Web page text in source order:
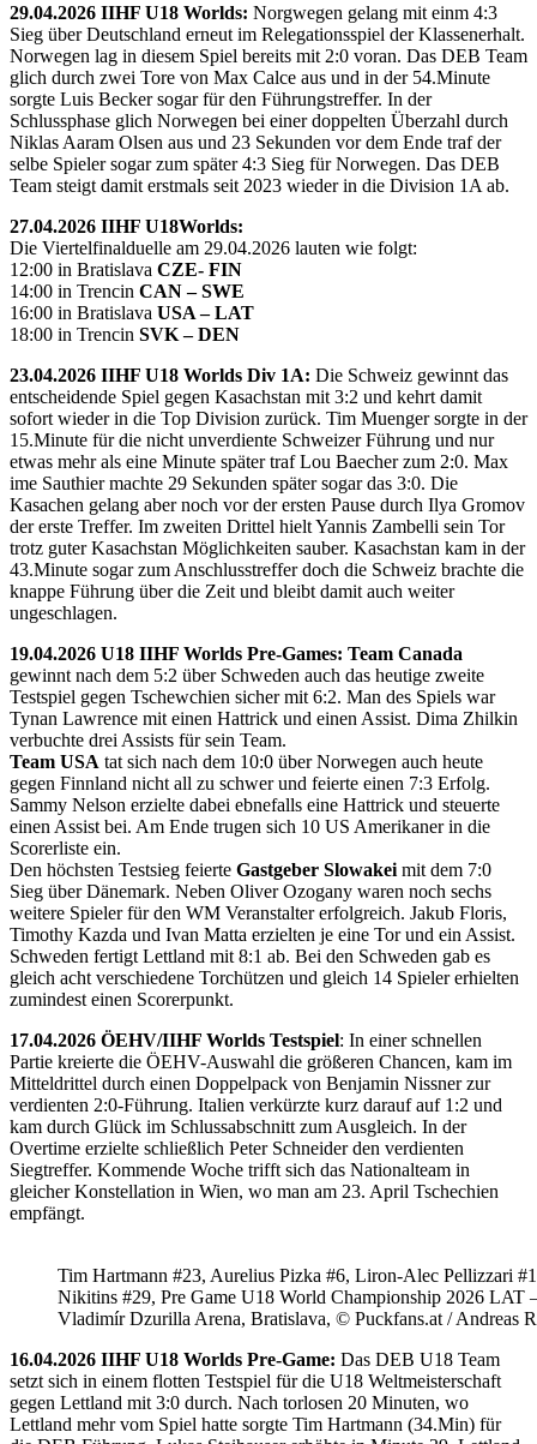
29.04.2026 IIHF U18 Worlds: Norgwegen gelang mit einm 4:3
Sieg über Deutschland erneut im Relegationsspiel der Klassenerhalt.
Norwegen lag in diesem Spiel bereits mit 2:0 voran. Das DEB Team
glich durch zwei Tore von Max Calce aus und in der 54.Minute
sorgte Luis Becker sogar für den Führungstreffer. In der
Schlussphase glich Norwegen bei einer doppelten Überzahl durch
Niklas Aaram Olsen aus und 23 Sekunden vor dem Ende traf der
selbe Spieler sogar zum später 4:3 Sieg für Norwegen. Das DEB
Team steigt damit erstmals seit 2023 wieder in die Division 1A ab.
27.04.2026 IIHF U18Worlds:
Die Viertelfinalduelle am 29.04.2026 lauten wie folgt:
12:00 in Bratislava CZE- FIN
14:00 in Trencin CAN – SWE
16:00 in Bratislava USA – LAT
18:00 in Trencin SVK – DEN
23.04.2026 IIHF U18 Worlds Div 1A: Die Schweiz gewinnt das
entscheidende Spiel gegen Kasachstan mit 3:2 und kehrt damit
sofort wieder in die Top Division zurück. Tim Muenger sorgte in der
15.Minute für die nicht unverdiente Schweizer Führung und nur
etwas mehr als eine Minute später traf Lou Baecher zum 2:0. Max
ime Sauthier machte 29 Sekunden später sogar das 3:0. Die
Kasachen gelang aber noch vor der ersten Pause durch Ilya Gromov
der erste Treffer. Im zweiten Drittel hielt Yannis Zambelli sein Tor
trotz guter Kasachstan Möglichkeiten sauber. Kasachstan kam in der
43.Minute sogar zum Anschlusstreffer doch die Schweiz brachte die
knappe Führung über die Zeit und bleibt damit auch weiter
ungeschlagen.
19.04.2026 U18 IIHF Worlds Pre-Games: Team Canada
gewinnt nach dem 5:2 über Schweden auch das heutige zweite
Testspiel gegen Tschewchien sicher mit 6:2. Man des Spiels war
Tynan Lawrence mit einen Hattrick und einen Assist. Dima Zhilkin
verbuchte drei Assists für sein Team.
Team USA tat sich nach dem 10:0 über Norwegen auch heute
gegen Finnland nicht all zu schwer und feierte einen 7:3 Erfolg.
Sammy Nelson erzielte dabei ebnefalls eine Hattrick und steuerte
einen Assist bei. Am Ende trugen sich 10 US Amerikaner in die
Scorerliste ein.
Den höchsten Testsieg feierte Gastgeber Slowakei mit dem 7:0
Sieg über Dänemark. Neben Oliver Ozogany waren noch sechs
weitere Spieler für den WM Veranstalter erfolgreich. Jakub Floris,
Timothy Kazda und Ivan Matta erzielten je eine Tor und ein Assist.
Schweden fertigt Lettland mit 8:1 ab. Bei den Schweden gab es
gleich acht verschiedene Torchützen und gleich 14 Spieler erhielten
zumindest einen Scorerpunkt.
17.04.2026 ÖEHV/IIHF Worlds Testspiel: In einer schnellen
Partie kreierte die ÖEHV-Auswahl die größeren Chancen, kam im
Mitteldrittel durch einen Doppelpack von Benjamin Nissner zur
verdienten 2:0-Führung. Italien verkürzte kurz darauf auf 1:2 und
kam durch Glück im Schlussabschnitt zum Ausgleich. In der
Overtime erzielte schließlich Peter Schneider den verdienten
Siegtreffer. Kommende Woche trifft sich das Nationalteam in
gleicher Konstellation in Wien, wo man am 23. April Tschechien
empfängt.
Tim Hartmann #23, Aurelius Pizka #6, Liron-Alec Pellizzari
Nikitins #29, Pre Game U18 World Championship 2026 LAT
Vladimír Dzurilla Arena, Bratislava, © Puckfans.at / Andreas
16.04.2026 IIHF U18 Worlds Pre-Game: Das DEB U18 Team
setzt sich in einem flotten Testspiel für die U18 Weltmeisterschaft
gegen Lettland mit 3:0 durch. Nach torlosen 20 Minuten, wo
Lettland mehr vom Spiel hatte sorgte Tim Hartmann (34.Min) für